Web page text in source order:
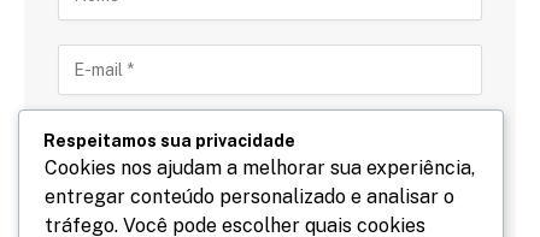
Salve meu nome, email e site neste navegador para
a próxima vez que eu comentar.
Respeitamos sua privacidade
Cookies nos ajudam a melhorar sua experiência,
entregar conteúdo personalizado e analisar o
tráfego. Você pode escolher quais cookies